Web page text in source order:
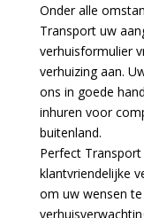
Onder alle
Transport uw
verhuisformulier
verhuizing aan.
ons in goede
inhuren voor
buitenland.
Perfect
klantvriendelijke
om uw wensen